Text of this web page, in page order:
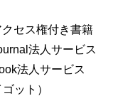
セス権付き書籍
法人サービス
法人サービス
ット）